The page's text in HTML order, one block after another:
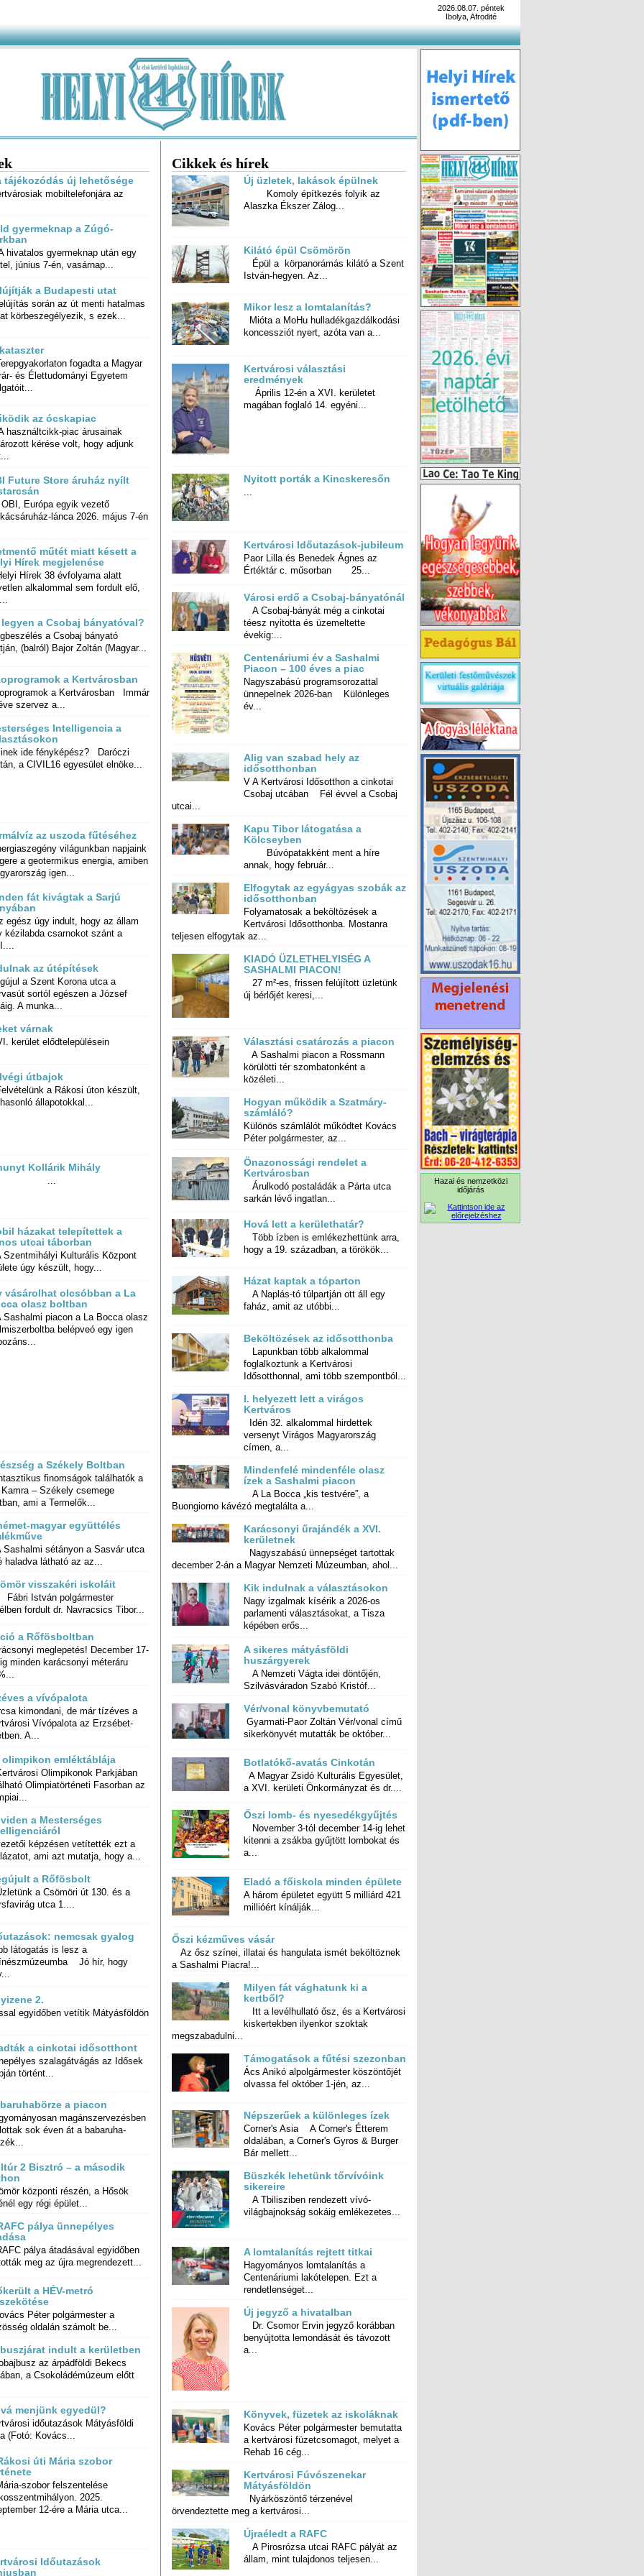
2026.08.07. péntek
Ibolya, Afrodité
tájékozódás új lehetősége
mobiltelefonjára az
gyermeknap a Zúgó-
gyermeknap után egy
június 7-én, vasárnap...
a Budapesti utat
során az út menti hatalmas
körbeszegélyezik, s ezek...
fogadta a Magyar
és Élettudományi Egyetem
az ócskapiac
használtcikk-piac árusainak
kérése volt, hogy adjunk
Future Store áruház nyílt
Európa egyik vezető
lánca 2026. május 7-én
műtét miatt késett a
Hírek megjelenése
Hírek 38 évfolyama alatt
alkalommal sem fordult elő,
legyen a Csobaj bányatóval?
a Csobaj bányató
(balról) Bajor Zoltán (Magyar...
a Kertvárosban
a Kertvárosban Immár
szervez a...
Intelligencia a
ide fényképész? Daróczi
a CIVIL16 egyesület elnöke...
az uszoda fűtéséhez
világunkban napjaink
a geotermikus energia, amiben
igen...
fát kivágtak a Sarjú
egész úgy indult, hogy az állam
kézilabda csarnokot szánt a
az útépítések
a Szent Korona utca a
sortól egészen a József
A munka...
várnak
kerület elődtelepülésein
útbajok
a Rákosi úton készült,
állapotokkal...
Kollárik Mihály
házakat telepítettek a
utcai táborban
Kulturális Központ
úgy készült, hogy...
vásárolhat olcsóbban a La
olasz boltban
piacon a La Bocca olasz
belépveó egy igen
a Székely Boltban
finomságok találhatók a
Kamra – Székely csemege
ami a Termelők...
magyar együttélés
sétányon a Sasvár utca
haladva látható az az...
visszakéri iskoláit
István polgármester
fordult dr. Navracsics Tibor...
a Rőfösboltban
meglepetés! December 17-
ig minden karácsonyi méteráru
a vívópalota
kimondani, de már tízéves a
Vívópalota az Erzsébet-
A...
olimpikon emléktáblája
Olimpikonok Parkjában
Olimpiatörténeti Fasorban az
a Mesterséges
képzésen vetítették ezt a
ami azt mutatja, hogy a...
a Rőfösbolt
a Csömöri út 130. és a
utca 1....
nemcsak gyalog
látogatás is lesz a
Jó hír, hogy
2.
egyidőben vetítik Mátyásföldön
a cinkotai idősotthont
szalagátvágás az Idősek
történt...
a piacon
magánszervezésben
sok éven át a babaruha-
2 Bisztró – a második
központi részén, a Hősök
egy régi épület...
pálya ünnepélyes
pálya átadásával egyidőben
meg az újra megrendezett...
a HÉV-metró
Péter polgármester a
oldalán számolt be...
indult a kerületben
az árpádföldi Bekecs
a Csokoládémúzeum előtt
menjünk egyedül?
időutazások Mátyásföldi
(Fotó: Kovács...
úti Mária szobor
szobor felszentelése
2025.
12-ére a Mária utca...
Időutazások
Cikkek és hírek
Új üzletek, lakások épülnek
Komoly építkezés folyik az
Alaszka Ékszer Zálog...
Kilátó épül Csömörön
Épül a körpanorámás kilátó a Szent
István-hegyen. Az...
Mikor lesz a lomtalanítás?
Mióta a MoHu hulladékgazdálkodási
koncessziót nyert, azóta van a...
Kertvárosi választási
eredmények
Április 12-én a XVI. kerületet
magában foglaló 14. egyéni...
Nyitott porták a Kincskeresőn
...
Kertvárosi Időutazások-jubileum
Paor Lilla és Benedek Ágnes az
Értéktár c. műsorban 25...
Városi erdő a Csobaj-bányatónál
A Csobaj-bányát még a cinkotai
téesz nyitotta és üzemeltette
évekig:...
Centenáriumi év a Sashalmi
Piacon – 100 éves a piac
Nagyszabású programsorozattal
ünnepelnek 2026-ban Különleges
év...
Alig van szabad hely az
idősotthonban
V A Kertvárosi Idősotthon a cinkotai
Csobaj utcában Fél évvel a Csobaj
utcai...
Kapu Tibor látogatása a
Kölcseyben
Búvópatakként ment a híre
annak, hogy február...
Elfogytak az egyágyas szobák az
idősotthonban
Folyamatosak a beköltözések a
Kertvárosi Idősotthonba. Mostanra
teljesen elfogytak az...
KIADÓ ÜZLETHELYISÉG A
SASHALMI PIACON!
27 m²-es, frissen felújított üzletünk
új bérlőjét keresi,...
Választási csatározás a piacon
A Sashalmi piacon a Rossmann
körülötti tér szombatonként a
közéleti...
Hogyan működik a Szatmáry-
számláló?
Különös számlálót működtet Kovács
Péter polgármester, az...
Önazonossági rendelet a
Kertvárosban
Árulkodó postaládák a Párta utca
sarkán lévő ingatlan...
Hová lett a kerülethatár?
Több ízben is emlékezhettünk arra,
hogy a 19. században, a törökök...
Házat kaptak a tóparton
A Naplás-tó túlpartján ott áll egy
faház, amit az utóbbi...
Beköltözések az idősotthonba
Lapunkban több alkalommal
foglalkoztunk a Kertvárosi
Idősotthonnal, ami több szempontból...
I. helyezett lett a virágos
Kertváros
Idén 32. alkalommal hirdettek
versenyt Virágos Magyarország
címen, a...
Mindenfelé mindenféle olasz
ízek a Sashalmi piacon
A La Bocca „kis testvére”, a
Buongiorno kávézó megtalálta a...
Karácsonyi űrajándék a XVI.
kerületnek
Nagyszabású ünnepséget tartottak
december 2-án a Magyar Nemzeti Múzeumban, ahol...
Kik indulnak a választásokon
Nagy izgalmak kísérik a 2026-os
parlamenti választásokat, a Tisza
képében erős...
A sikeres mátyásföldi
huszárgyerek
A Nemzeti Vágta idei döntőjén,
Szilvásváradon Szabó Kristóf...
Vér/vonal könyvbemutató
Gyarmati-Paor Zoltán Vér/vonal című
sikerkönyvét mutatták be október...
Botlatókő-avatás Cinkotán
A Magyar Zsidó Kulturális Egyesület,
a XVI. kerületi Önkormányzat és dr....
Őszi lomb- és nyesedékgyűjtés
November 3-tól december 14-ig lehet
kitenni a zsákba gyűjtött lombokat és
a...
Eladó a főiskola minden épülete
A három épületet együtt 5 milliárd 421
millióért kínálják...
Őszi kézműves vásár
Az ősz színei, illatai és hangulata ismét beköltöznek
a Sashalmi Piacra!...
Milyen fát vághatunk ki a
kertből?
Itt a levélhullató ősz, és a Kertvárosi
kiskertekben ilyenkor szoktak
megszabadulni...
Támogatások a fűtési szezonban
Ács Anikó alpolgármester köszöntőjét
olvassa fel október 1-jén, az...
Népszerűek a különleges ízek
Corner's Asia A Corner's Étterem
oldalában, a Corner's Gyros & Burger
Bár mellett...
Büszkék lehetünk tőrvívóink
sikereire
A Tbilisziben rendezett vívó-
világbajnokság sokáig emlékezetes...
A lomtalanítás rejtett titkai
Hagyományos lomtalanítás a
Centenáriumi lakótelepen. Ezt a
rendetlenséget...
Új jegyző a hivatalban
Dr. Csomor Ervin jegyző korábban
benyújtotta lemondását és távozott
a...
Könyvek, füzetek az iskoláknak
Kovács Péter polgármester bemutatta
a kertvárosi füzetcsomagot, melyet a
Rehab 16 cég...
Kertvárosi Fúvószenekar
Mátyásföldön
Nyárköszöntő térzenével
örvendeztette meg a kertvárosi...
Újraéledt a RAFC
A Pirosrózsa utcai RAFC pályát az
állam, mint tulajdonos teljesen...
Hazai és nemzetközi
időjárás